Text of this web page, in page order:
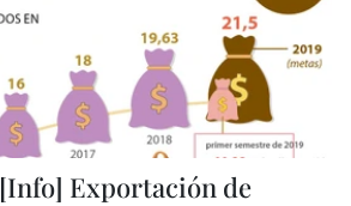
[Info] Exportación de